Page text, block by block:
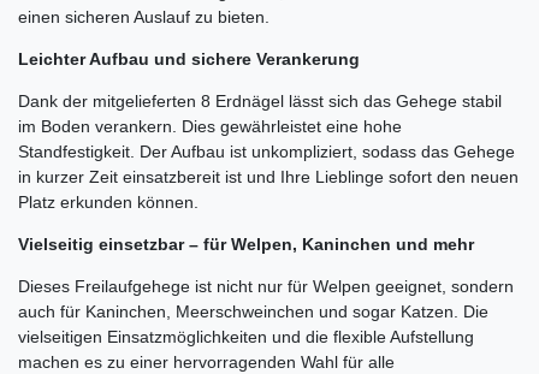
einen sicheren Auslauf zu bieten.
Leichter Aufbau und sichere Verankerung
Dank der mitgelieferten 8 Erdnägel lässt sich das Gehege stabil
im Boden verankern. Dies gewährleistet eine hohe
Standfestigkeit. Der Aufbau ist unkompliziert, sodass das Gehege
in kurzer Zeit einsatzbereit ist und Ihre Lieblinge sofort den neuen
Platz erkunden können.
Vielseitig einsetzbar – für Welpen, Kaninchen und mehr
Dieses Freilaufgehege ist nicht nur für Welpen geeignet, sondern
auch für Kaninchen, Meerschweinchen und sogar Katzen. Die
vielseitigen Einsatzmöglichkeiten und die flexible Aufstellung
machen es zu einer hervorragenden Wahl für alle